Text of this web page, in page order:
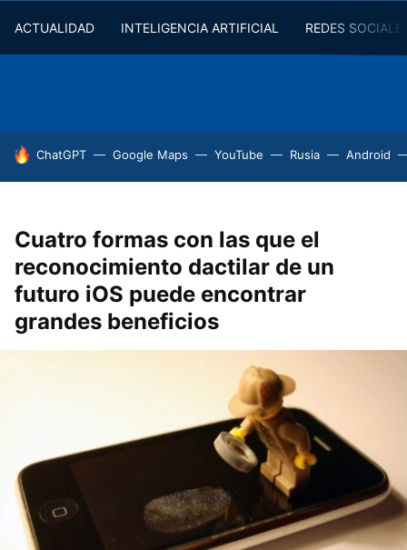
ACTUALIDAD INTELIGENCIA ARTIFICIAL REDES
HOY SE HABLA DE
ChatGPT Google Maps YouTube Rusia Android
Cuatro formas con las que el
reconocimiento dactilar de un
futuro iOS puede encontrar
grandes beneficios